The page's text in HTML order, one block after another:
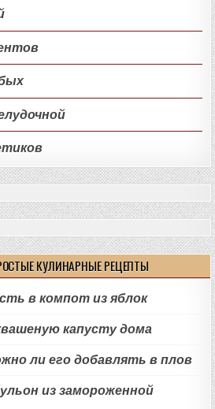
КУЛИНАРНЫЕ РЕЦЕПТЫ
в компот из яблок
капусту дома
ли его добавлять в плов
из замороженной